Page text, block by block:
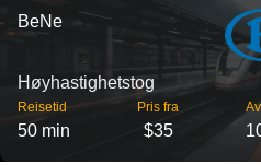
BeNe
Høyhastighetstog
Reisetid
50 min
Pris fra
$35